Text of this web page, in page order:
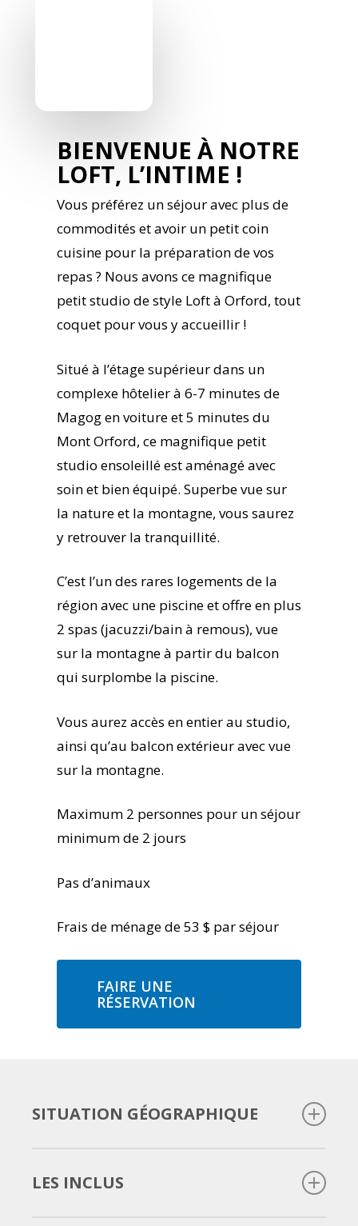
BIENVENUE À NOTRE
LOFT, L’INTIME !
Vous préférez un séjour avec plus de
commodités et avoir un petit coin
cuisine pour la préparation de vos
repas ? Nous avons ce magnifique
petit studio de style Loft à Orford, tout
coquet pour vous y accueillir !
Situé à l’étage supérieur dans un
complexe hôtelier à 6-7 minutes de
Magog en voiture et 5 minutes du
Mont Orford, ce magnifique petit
studio ensoleillé est aménagé avec
soin et bien équipé. Superbe vue sur
la nature et la montagne, vous saurez
y retrouver la tranquillité.
C’est l’un des rares logements de la
région avec une piscine et offre en plus
2 spas (jacuzzi/bain à remous), vue
sur la montagne à partir du balcon
qui surplombe la piscine.
Vous aurez accès en entier au studio,
ainsi qu’au balcon extérieur avec vue
sur la montagne.
Maximum 2 personnes pour un séjour
minimum de 2 jours
Pas d’animaux
Frais de ménage de 53 $ par séjour
FAIRE UNE
RÉSERVATION
SITUATION GÉOGRAPHIQUE
Mont-Orford, Lac Memphrémagog, centre-
LES INCLUS